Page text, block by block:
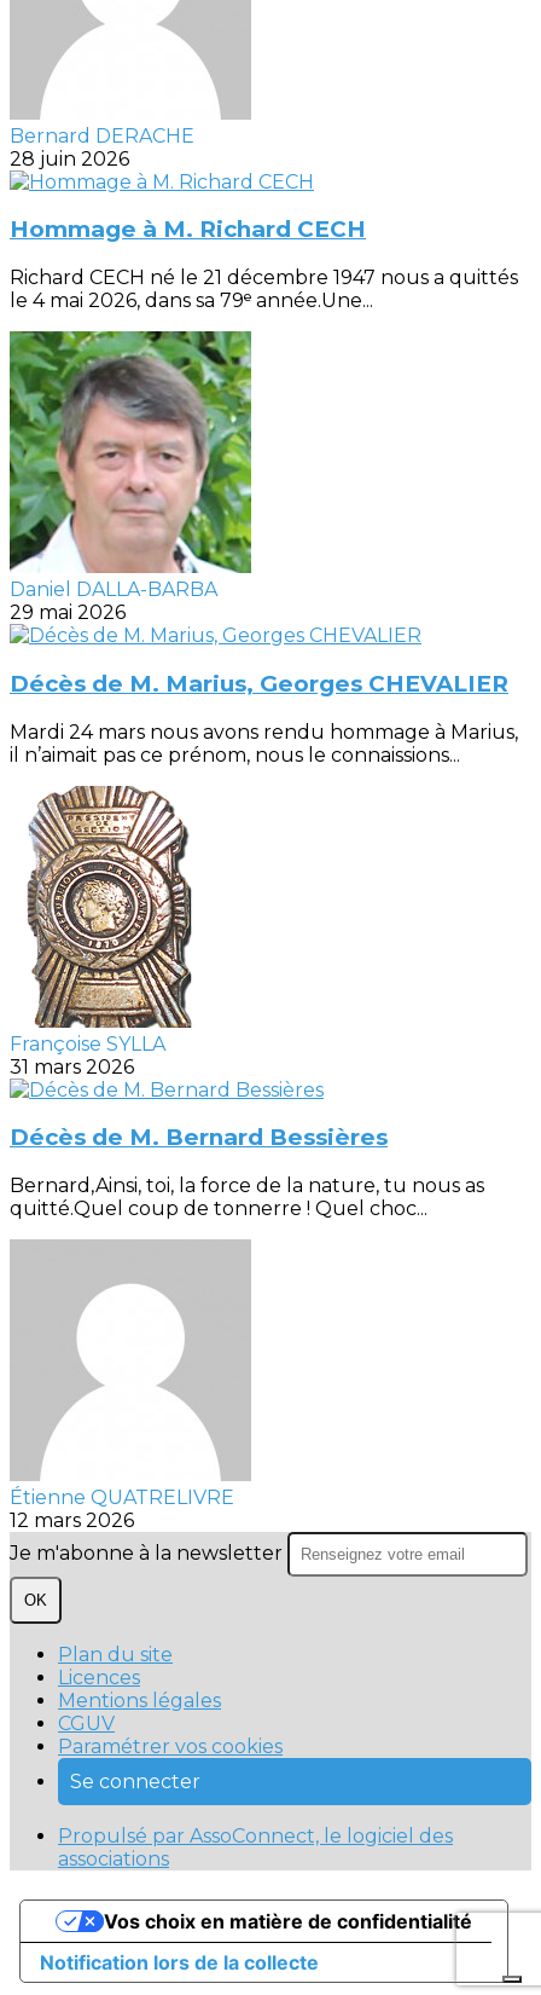
Bernard DERACHE
28 juin 2026
Hommage à M. Richard CECH
Richard CECH né le 21 décembre 1947 nous a quittés
le 4 mai 2026, dans sa 79ᵉ année.Une...
Daniel DALLA-BARBA
29 mai 2026
Décès de M. Marius, Georges CHEVALIER
Mardi 24 mars nous avons rendu hommage à Marius,
il n’aimait pas ce prénom, nous le connaissions...
Françoise SYLLA
31 mars 2026
Décès de M. Bernard Bessières
Bernard,Ainsi, toi, la force de la nature, tu nous as
quitté.Quel coup de tonnerre ! Quel choc...
Étienne QUATRELIVRE
12 mars 2026
Je m'abonne à la newsletter
OK
Plan du site
Licences
Mentions légales
CGUV
Paramétrer vos cookies
Se connecter
Propulsé par AssoConnect, le logiciel des
associations
Notification lors de la collecte
Vos choix en matière de confidentialité